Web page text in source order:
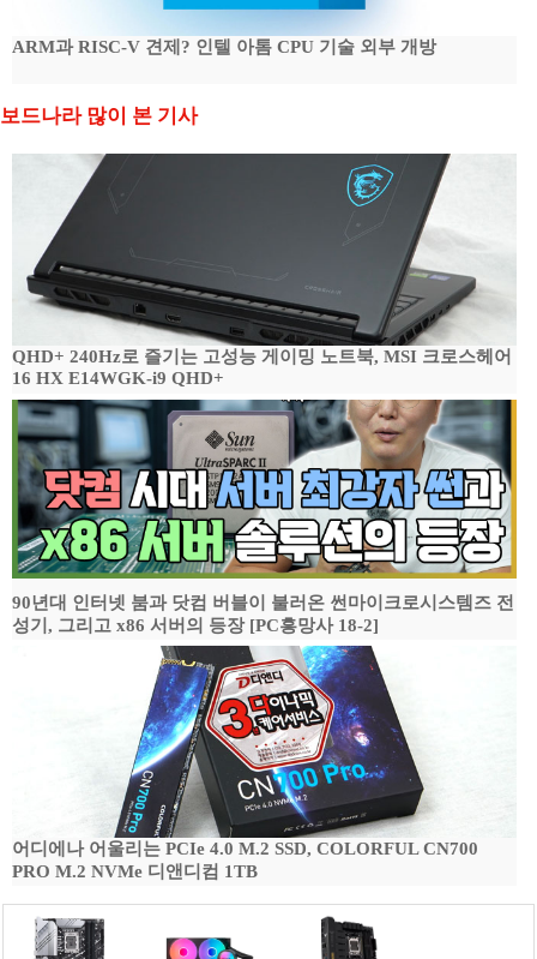
ARM과 RISC-V 견제? 인텔 아톰 CPU 기술 외부 개방
보드나라 많이 본 기사
QHD+ 240Hz로 즐기는 고성능 게이밍 노트북, MSI 크로스헤어
16 HX E14WGK-i9 QHD+
90년대 인터넷 붐과 닷컴 버블이 불러온 썬마이크로시스템즈 전
성기, 그리고 x86 서버의 등장 [PC흥망사 18-2]
어디에나 어울리는 PCIe 4.0 M.2 SSD, COLORFUL CN700
PRO M.2 NVMe 디앤디컴 1TB